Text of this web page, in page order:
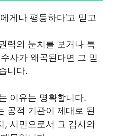
게나 평등하다’고 믿고
력의 눈치를 보거나 특
사가 왜곡된다면 그 믿
니다.
이유는 명확합니다.
공적 기관이 제대로 된
, 시민으로서 그 감시의